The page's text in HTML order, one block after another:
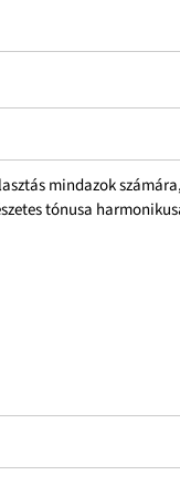
mindazok
tónusa